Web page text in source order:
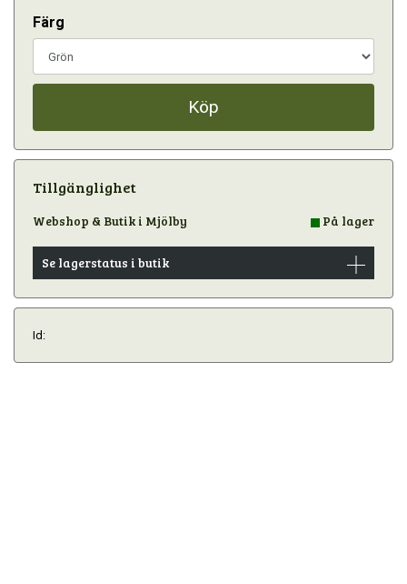
Färg
Köp
Tillgänglighet
Webshop & Butik i Mjölby På lager
Se lagerstatus i butik
Id: